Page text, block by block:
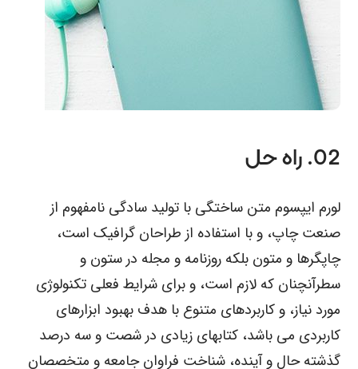
02. راه حل
لورم ایپسوم متن ساختگی با تولید سادگی نامفهوم از
صنعت چاپ، و با استفاده از طراحان گرافیک است،
چاپگرها و متون بلکه روزنامه و مجله در ستون و
سطرآنچنان که لازم است، و برای شرایط فعلی تکنولوژی
مورد نیاز، و کاربردهای متنوع با هدف بهبود ابزارهای
کاربردی می باشد، کتابهای زیادی در شصت و سه درصد
گذشته حال و آینده، شناخت فراوان جامعه و متخصصان